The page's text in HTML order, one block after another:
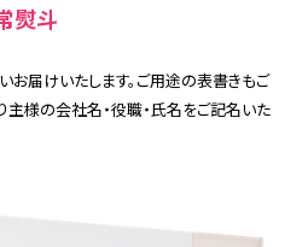
熨斗
お届けいたします。ご用途の表書きもご
様の会社名・役職・氏名をご記名いた